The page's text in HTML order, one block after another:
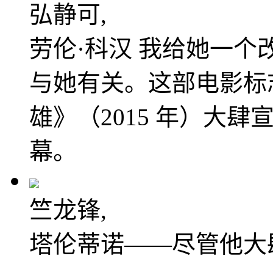
弘静可,
劳伦·科汉 我给她一个
与她有关。这部电影
雄》（2015 年）大肆
幕。
竺龙锋,
塔伦蒂诺——尽管他